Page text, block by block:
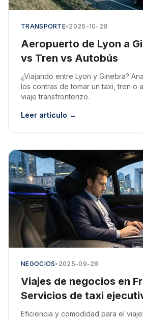
TRANSPORTE•2025-10-28
Aeropuerto de Lyon a
vs Tren vs Autobús
¿Viajando entre Lyon y Ginebra?
los contras de tomar un taxi, tren o
viaje transfronterizo.
Leer artículo →
NEGOCIOS• 2025-09-28
Viajes de negocios en
Servicios de taxi
Eficiencia y comodidad para el